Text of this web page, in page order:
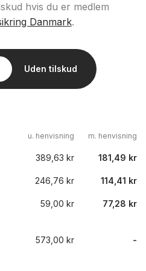
hvis du er medlem
Danmark.
Uden tilskud
u. henvisning m. henvisning
389,63 kr 181,49 kr
246,76 kr 114,41 kr
59,00 kr 77,28 kr
573,00 kr -